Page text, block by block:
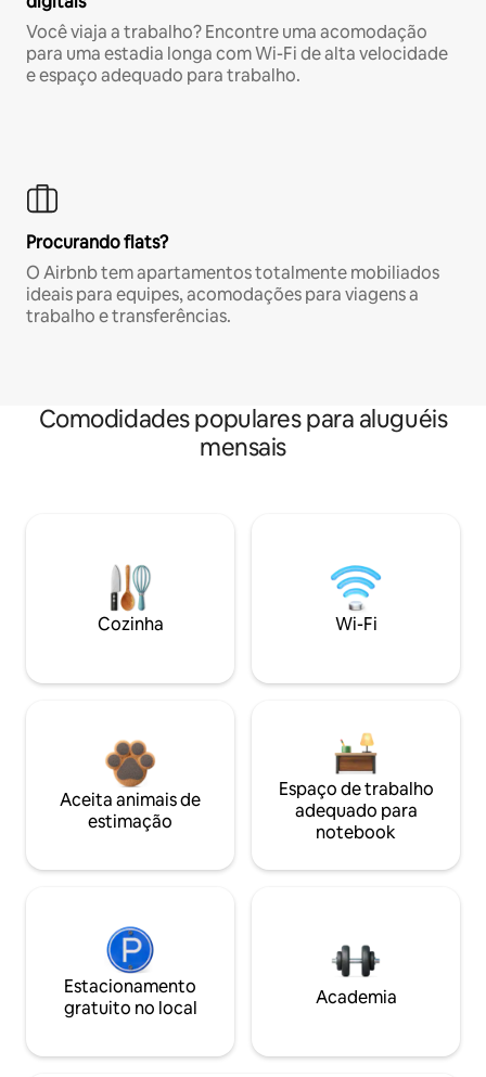
Você viaja a trabalho? Encontre uma acomodação
para uma estadia longa com Wi-Fi de alta velocidade
e espaço adequado para trabalho.
Procurando flats?
O Airbnb tem apartamentos totalmente mobiliados
ideais para equipes, acomodações para viagens a
trabalho e transferências.
Comodidades populares para aluguéis
mensais
Cozinha Wi-Fi
Aceita animais de
estimação
Espaço de trabalho
adequado para
notebook
Estacionamento
gratuito no local
Academia